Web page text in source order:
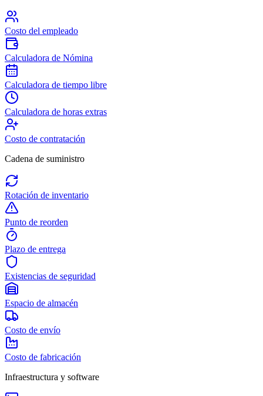
Costo del empleado
Calculadora de Nómina
Calculadora de tiempo libre
Calculadora de horas extras
Costo de contratación
Cadena de suministro
Rotación de inventario
Punto de reorden
Plazo de entrega
Existencias de seguridad
Espacio de almacén
Costo de envío
Costo de fabricación
Infraestructura y software